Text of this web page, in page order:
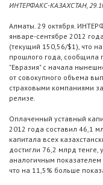
ИНТЕРФАКС-КАЗАХСТАН,
Алматы. 29 октября.
январе-сентябре 2012
(текущий 150,56/$1), что
прошлого года, сообщила
"Евразия" с начала
от совокупного объема
страховыми компаниями
релизе.
Оплаченный уставный
2012 года составил 46,1
капитала всех
достигли 76,2 млрд
аналогичным
что на 11,5% больше